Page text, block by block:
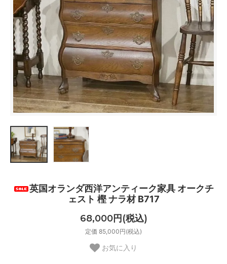
英国オランダ西洋アンティーク家具 オークチ
ェスト 樫 ナラ材 B717
68,000円(税込)
定価 85,000円(税込)
お気に入り